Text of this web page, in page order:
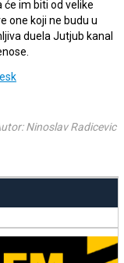
će im biti od velike
one koji ne budu u
duela Jutjub kanal
Ninoslav Radicevic